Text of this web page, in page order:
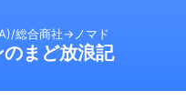
総合商社→ノマド
まど放浪記